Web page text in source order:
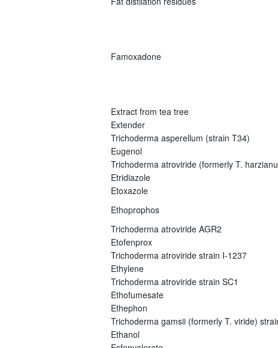
Famoxadone
Extract from tea tree
Extender
Trichoderma asperellum (strain T34)
Eugenol
Trichoderma atroviride (formerly T.
Etridiazole
Etoxazole
Ethoprophos
Trichoderma atroviride AGR2
Etofenprox
Trichoderma atroviride strain I-1237
Ethylene
Trichoderma atroviride strain SC1
Ethofumesate
Ethephon
Trichoderma gamsii (formerly T. viride)
Ethanol